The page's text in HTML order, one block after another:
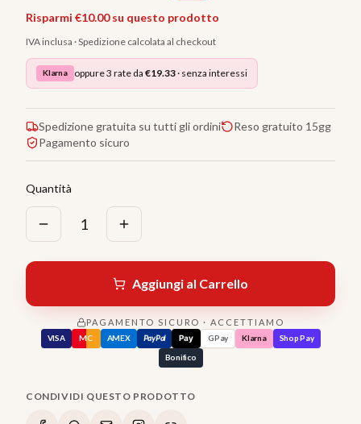
Risparmi €10.00su questo prodotto
IVA inclusa · Spedizione calcolata al checkout
Klarna oppure 3 rate da €19.33· senza interessi
Spedizione gratuita su tutti gli ordini
Reso gratuito 15gg
Pagamento sicuro
Quantità
1
Aggiungi al Carrello
PAGAMENTO SICURO · ACCETTIAMO
VISA MC AMEX PayPal Pay GPay Klarna
Shop Pay
Bonifico
CONDIVIDI QUESTO PRODOTTO